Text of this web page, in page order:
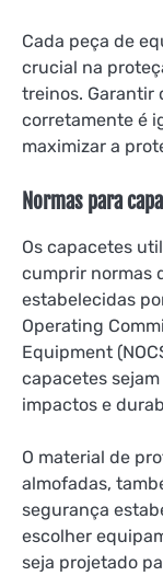
Cada peça de
crucial na
treinos. Garantir
corretamente é
maximizar a
Normas para
Os capacetes
cumprir normas
estabelecidas
Operating
Equipment
capacetes
impactos e
O material de
almofadas,
segurança
escolher
seja projetado